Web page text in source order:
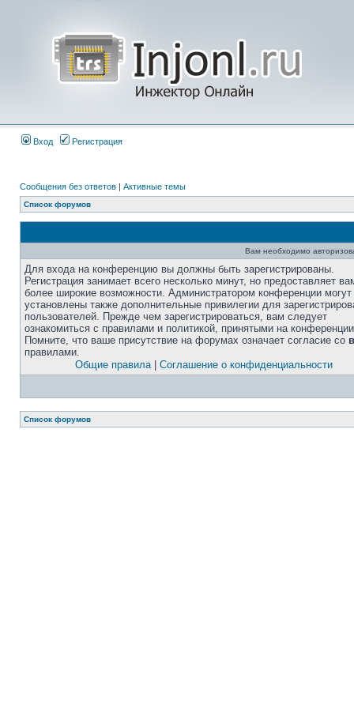
Вход Регистрация
Сообщения без ответов | Активные темы
Список форумов
Вам необходимо
Для входа на конференцию вы должны быть зарегистрированы.
Регистрация занимает всего несколько минут, но предоставляет
более широкие возможности. Администратором конференции
установлены также дополнительные привилегии для
пользователей. Прежде чем зарегистрироваться, вам следует
ознакомиться с правилами и политикой, принятыми на
Помните, что ваше присутствие на форумах означает согласие со
правилами.
Общие правила| Соглашение о конфиденциальности
Список форумов